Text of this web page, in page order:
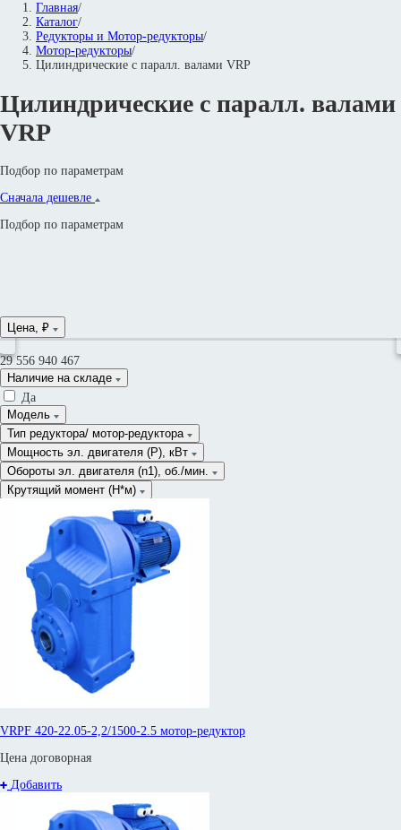
Главная/
Каталог/
Редукторы и Мотор-редукторы/
Мотор-редукторы/
Цилиндрические с паралл. валами VRP
Цилиндрические с паралл. валами
VRP
Подбор по параметрам
Сначала дешевле
Подбор по параметрам
Цена, ₽
29 556 940 467
Наличие на складе
Да
Модель
Тип редуктора/ мотор-редуктора
Мощность эл. двигателя (P), кВт
От
До
Обороты эл. двигателя (n1), об./мин.
Крутящий момент (Н*м)
Обороты на выходе (n2)
Передаточное число (i)
Сервис фактор (fs)
Сначала дороже
VRPF 420-22.05-2,2/1500-2.5 мотор-редуктор
Цена договорная
Добавить